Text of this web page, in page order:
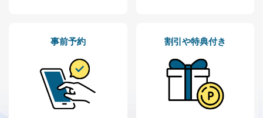
採用応募者の方の
個人情報
採用選考、ご連絡のため
当社の従業者の個
人情報
人事、総務などの雇用管理等のた
パートナー（提携
企業）からの委託
により当社の
提携企業及びお客様がご購入され
た商品の発売元企業からのｅメー
事前予約 割引や特典付き